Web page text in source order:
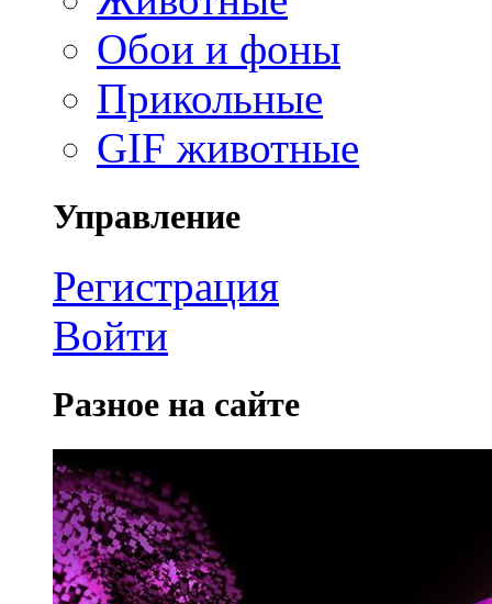
Обои и фоны
Прикольные
GIF животные
Управление
Регистрация
Войти
Разное на сайте